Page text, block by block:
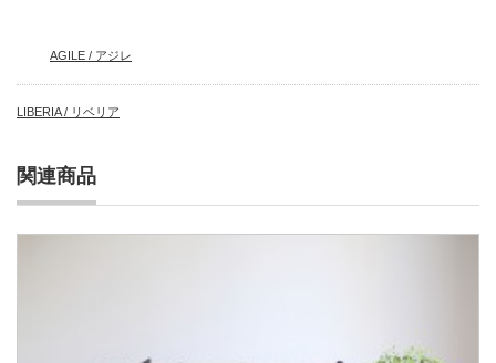
AGILE / アジレ
LIBERIA / リベリア
関連商品